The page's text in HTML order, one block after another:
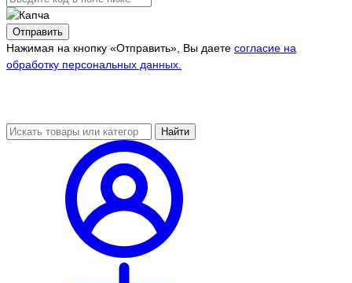
Отправить
Нажимая на кнопку «Отправить», Вы даете согласие на
обработку персональных данных.
Найти